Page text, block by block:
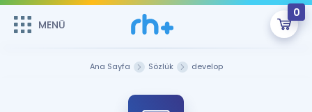
MENÜ
0
Sepetin Şu An Boş.
MENÜ
Ana Sayfa Sözlük develop